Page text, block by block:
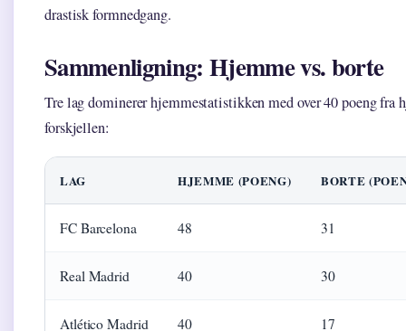
drastisk formnedgang.
Sammenligning: Hjemme vs. borte
Tre lag dominerer hjemmestatistikken med over 40 poeng fra
forskjellen:
LAG HJEMME (POENG) BORTE
FC Barcelona 48 31
Real Madrid 40 30
Atlético Madrid 40 17